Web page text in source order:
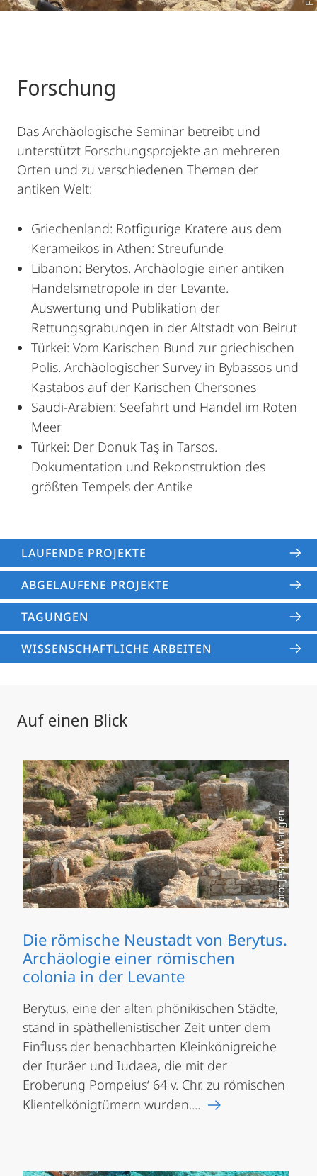
Forschung
Das Archäologische Seminar betreibt und
unterstützt Forschungsprojekte an mehreren
Orten und zu verschiedenen Themen der
antiken Welt:
Griechenland: Rotfigurige Kratere aus dem
Kerameikos in Athen: Streufunde
Libanon: Berytos. Archäologie einer antiken
Handelsmetropole in der Levante.
Auswertung und Publikation der
Rettungsgrabungen in der Altstadt von Beirut
Türkei: Vom Karischen Bund zur griechischen
Polis. Archäologischer Survey in Bybassos und
Kastabos auf der Karischen Chersones
Saudi-Arabien: Seefahrt und Handel im Roten
Meer
Türkei: Der Donuk Taş in Tarsos.
Dokumentation und Rekonstruktion des
größten Tempels der Antike
LAUFENDE PROJEKTE
ABGELAUFENE PROJEKTE
TAGUNGEN
WISSENSCHAFTLICHE ARBEITEN
Auf einen Blick
Foto: Jesper Wangen
Die römische Neustadt von Berytus.
Archäologie einer römischen
colonia in der Levante
Berytus, eine der alten phönikischen Städte,
stand in späthellenistischer Zeit unter dem
Einfluss der benachbarten Kleinkönigreiche
der Ituräer und Iudaea, die mit der
Eroberung Pompeius‘ 64 v. Chr. zu römischen
Klientelkönigtümern wurden....